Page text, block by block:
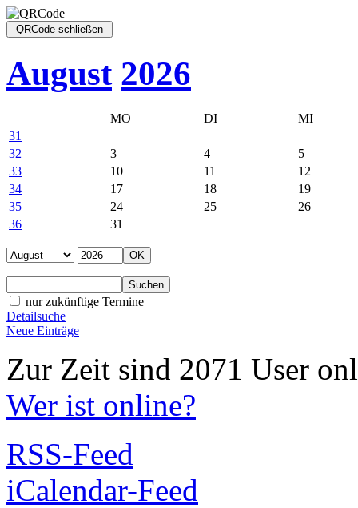
August 2026
MO DI
MI
31
32
3 4
5
33
10 11
12
34
17 18
19
35
24 25
26
36
31
nur zukünftige Termine
Detailsuche
Neue Einträge
Zur Zeit sind 2071 User
Wer ist online?
RSS-Feed
iCalendar-Feed